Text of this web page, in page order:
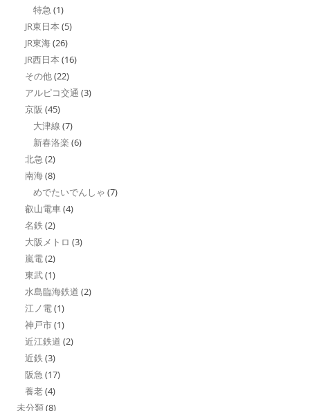
特急 (1)
JR東日本 (5)
JR東海(26)
JR西日本 (16)
その他(22)
アルピコ交通 (3)
京阪 (45)
大津線 (7)
新春洛楽 (6)
北急 (2)
南海(8)
めでたいでんしゃ (7)
叡山電車(4)
名鉄 (2)
大阪メトロ (3)
嵐電(2)
東武(1)
水島臨海鉄道 (2)
江ノ電(1)
神戸市(1)
近江鉄道 (2)
近鉄 (3)
阪急 (17)
養老(4)
未分類(8)